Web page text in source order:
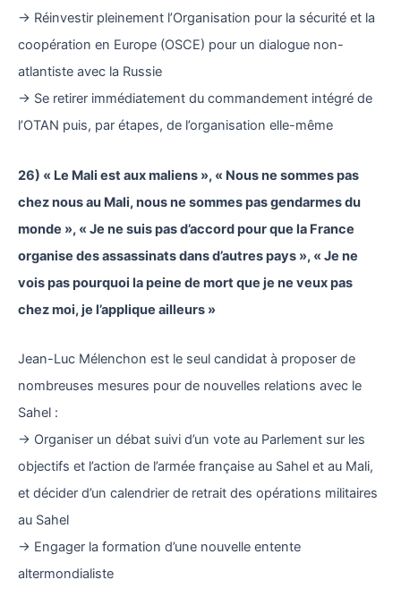
→ Réinvestir pleinement l’Organisation pour la sécurité et la
coopération en Europe (OSCE) pour un dialogue non-
atlantiste avec la Russie
→ Se retirer immédiatement du commandement intégré de
l’OTAN puis, par étapes, de l’organisation elle-même
26) « Le Mali est aux maliens », « Nous ne sommes pas
chez nous au Mali, nous ne sommes pas gendarmes du
monde », « Je ne suis pas d’accord pour que la France
organise des assassinats dans d’autres pays », « Je ne
vois pas pourquoi la peine de mort que je ne veux pas
chez moi, je l’applique ailleurs »
Jean-Luc Mélenchon est le seul candidat à proposer de
nombreuses mesures pour de nouvelles relations avec le
Sahel :
→ Organiser un débat suivi d’un vote au Parlement sur les
objectifs et l’action de l’armée française au Sahel et au Mali,
et décider d’un calendrier de retrait des opérations militaires
au Sahel
→ Engager la formation d’une nouvelle entente
altermondialiste